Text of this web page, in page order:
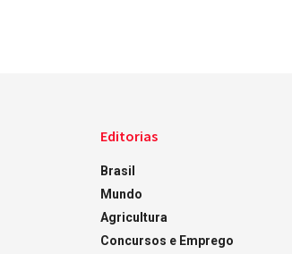
Editorias
Brasil
Mundo
Agricultura
Concursos e Emprego